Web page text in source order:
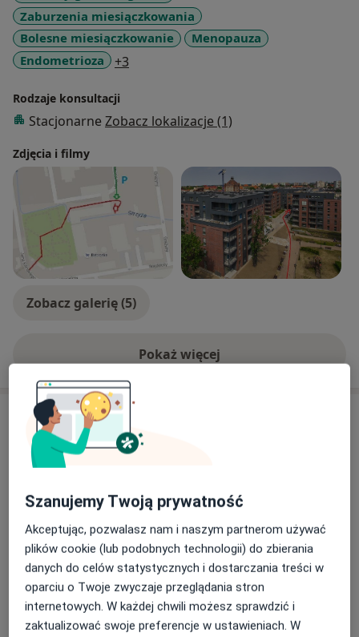
Zaburzenia miesiączkowania
Bolesne miesiączkowanie
Menopauza
Endometrioza
+3
Rodzaje konsultacji
Stacjonarne Zobacz lokalizacje (1)
Zdjęcia i filmy
Zobacz galerię (5)
Pokaż więcejo doświadczeniu
Usługi i ceny
Konsultacja dla kobiet w ciąży
Szczegóły
Konsultacja ginekologiczna +
cytologia LBC + test HPV
Szczegóły
Umów wizytę
Konsultacja ginekologiczna + USG
250 zł Szczegóły Umów wizytę
Szanujemy Twoją prywatność
Akceptując, pozwalasz nam i naszym partnerom używać
plików cookie (lub podobnych technologii) do zbierania
danych do celów statystycznych i dostarczania treści w
oparciu o Twoje zwyczaje przeglądania stron
internetowych. W każdej chwili możesz sprawdzić i
zaktualizować swoje preferencje w ustawieniach. W